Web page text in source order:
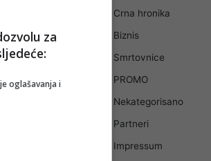
radi
djelu,
Crna hronika
Biznis
Smrtovnice
PROMO
Nekategorisano
Partneri
Impressum
za
oglašavanja i